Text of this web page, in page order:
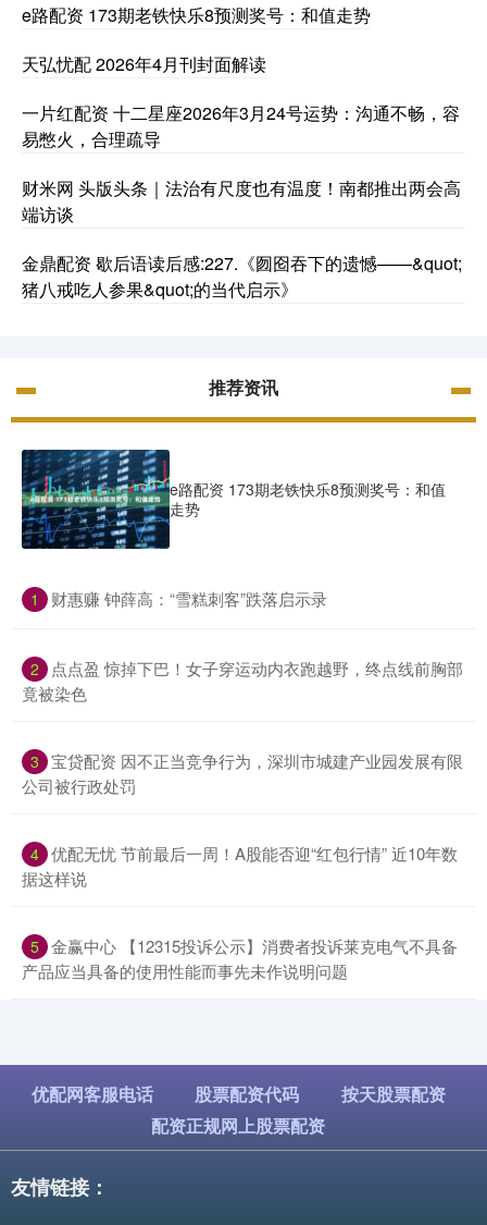
e路配资 173期老铁快乐8预测奖号：和值走势
天弘忧配 2026年4月刊封面解读
一片红配资 十二星座2026年3月24号运势：沟通不畅，容
易憋火，合理疏导
财米网 头版头条｜法治有尺度也有温度！南都推出两会高
端访谈
金鼎配资 歇后语读后感:227.《囫囵吞下的遗憾——&quot;
猪八戒吃人参果&quot;的当代启示》
推荐资讯
e路配资 173期老铁快乐8预测奖号：和值
走势
1 ​财惠赚 钟薛高：“雪糕刺客”跌落启示录
2
​点点盈 惊掉下巴！女子穿运动内衣跑越野，终点线前胸部
竟被染色
3 ​宝贷配资 因不正当竞争行为，深圳市城建产业园发展有限
公司被行政处罚
4 ​优配无忧 节前最后一周！A股能否迎“红包行情” 近10年数
据这样说
5 ​金赢中心 【12315投诉公示】消费者投诉莱克电气不具备
产品应当具备的使用性能而事先未作说明问题
优配网客服电话 股票配资代码
按天股票配资
配资正规网上股票配资
友情链接：